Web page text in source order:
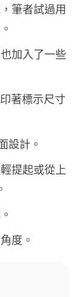
筆者試過用
加入了一些
著標示尺寸
設計。
提起或從上
度。